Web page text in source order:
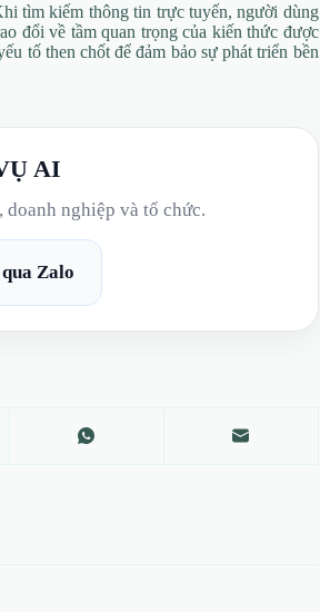
tìm kiếm thông tin trực tuyến, người dùng
đổi về tầm quan trọng của kiến thức được
tố then chốt để đảm bảo sự phát triển bền
AI
nghiệp và tổ chức.
Zalo